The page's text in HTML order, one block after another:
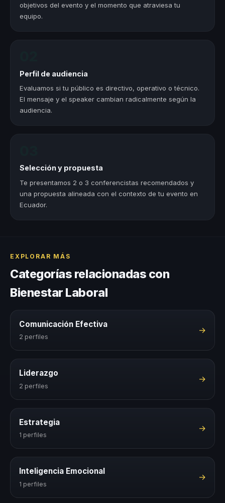
objetivos del evento y el momento que atraviesa tu
equipo.
Perfil de audiencia
Evaluamos si tu público es directivo, operativo o técnico.
El mensaje y el speaker cambian radicalmente según la
audiencia.
Selección y propuesta
Te presentamos 2 o 3 conferencistas recomendados y
una propuesta alineada con el contexto de tu evento en
Ecuador.
EXPLORAR MÁS
Categorías relacionadas con
Bienestar Laboral
Comunicación Efectiva
2 perfiles
→
Liderazgo
2 perfiles
→
Estrategia
1 perfiles
→
Inteligencia Emocional
1 perfiles
→